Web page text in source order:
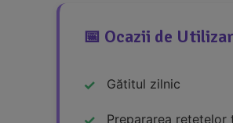
📅 Ocazii de
Gătitul zilnic
Prepararea rețetelor